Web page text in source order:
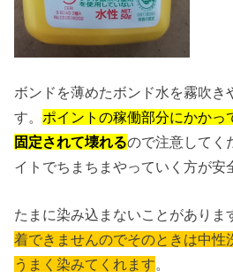
ボンドを薄めたボンド水を霧吹き
す。 ポイントの稼働部分にかかっ
固定されて壊れるので注意してく
イトでちまちまやっていく方が安
たまに染み込まないことがありま
着できませんのでそのときは中性
うまく染みてくれます。